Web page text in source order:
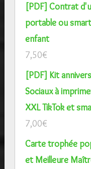
[PDF] Contrat
portable ou
enfant
7,50€
[PDF] Kit
Sociaux à
XXL TikTok et
7,00€
Carte trophée
et Meilleure